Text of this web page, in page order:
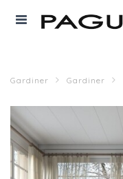
Gardiner Gardiner